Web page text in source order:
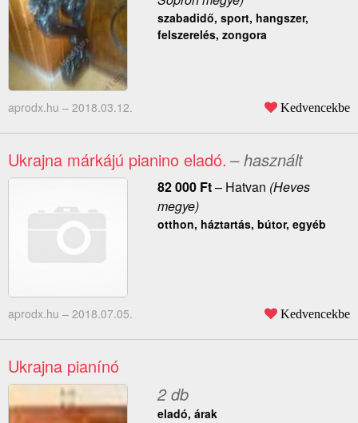
szabadidő, sport, hangszer,
felszerelés, zongora
aprodx.hu – 2018.03.12. Kedvencekbe
Ukrajna márkájú pianino eladó. – használt
82 000 Ft– Hatvan (Heves
megye)
otthon, háztartás, bútor, egyéb
aprodx.hu – 2018.07.05. Kedvencekbe
Ukrajna pianínó
2 db
eladó, árak